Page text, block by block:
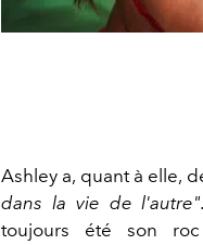
Ashley a, quant à elle,
dans la vie de l'autre".
toujours été son